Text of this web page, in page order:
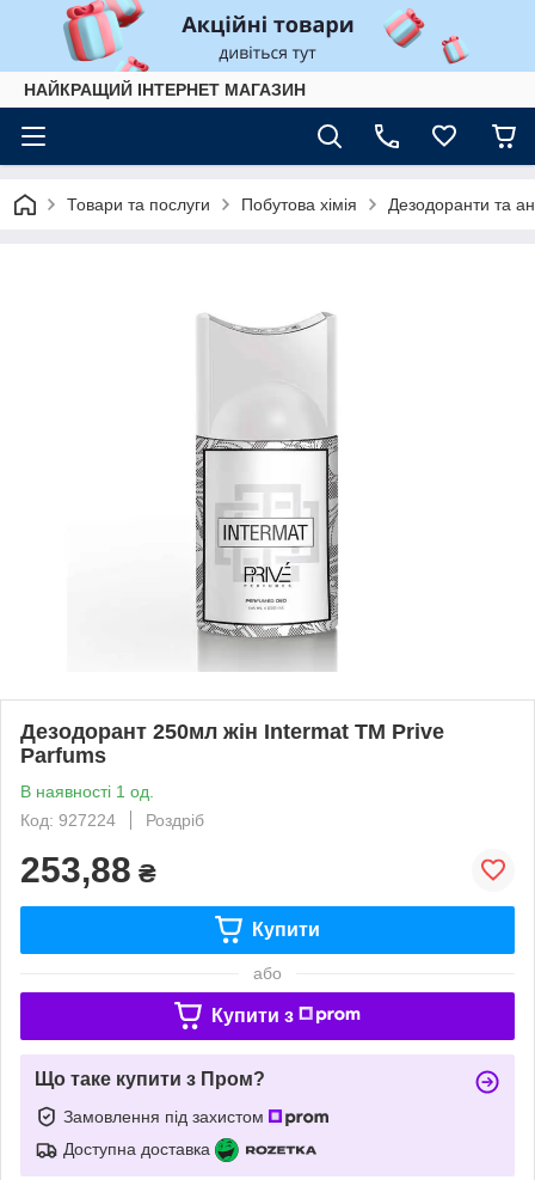
НАЙКРАЩИЙ ІНТЕРНЕТ МАГАЗИН
Товари та послуги Побутова хімія Дезодоранти та
Дезодорант 250мл жін Intermat ТМ Prive
Parfums
В наявності 1 од.
Код: 927224
Роздріб
253,88 ₴
Купити
або
Купити з
Що таке купити з Пром?
Замовлення під захистом
Доступна доставка